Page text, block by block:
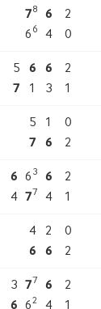
78
6
6 6 4
2
0
5 6
6
7
1 3
2
1
5
1
7
6
0
2
6 6 3
6
4 77 4
2
1
4
2
6
6
0
2
3 77
6
6
62 4
2
1